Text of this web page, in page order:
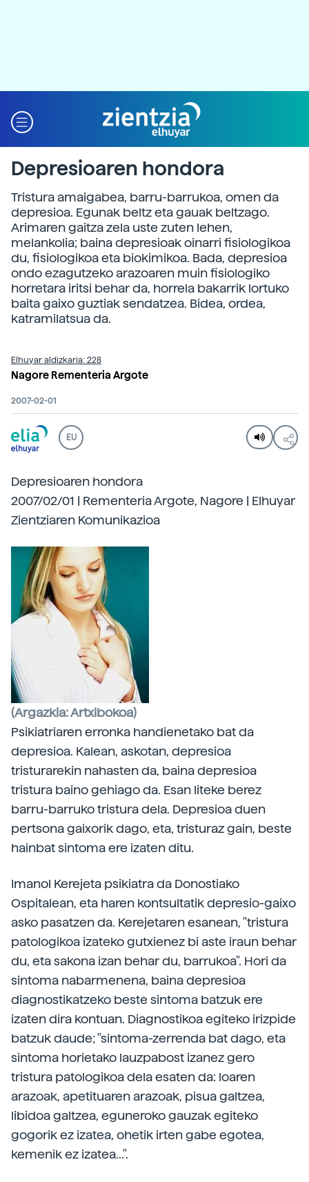
Depresioaren hondora
Tristura amaigabea, barru-barrukoa, omen da
depresioa. Egunak beltz eta gauak beltzago.
Arimaren gaitza zela uste zuten lehen,
melankolia; baina depresioak oinarri fisiologikoa
du, fisiologikoa eta biokimikoa. Bada, depresioa
ondo ezagutzeko arazoaren muin fisiologiko
horretara iritsi behar da, horrela bakarrik lortuko
baita gaixo guztiak sendatzea. Bidea, ordea,
katramilatsua da.
Elhuyar aldizkaria: 228
Nagore Rementeria Argote
2007-02-01
EU
Depresioaren hondora
2007/02/01 | Rementeria Argote, Nagore | Elhuyar
Zientziaren Komunikazioa
(Argazkia: Artxibokoa)
Psikiatriaren erronka handienetako bat da
depresioa. Kalean, askotan, depresioa
tristurarekin nahasten da, baina depresioa
tristura baino gehiago da. Esan liteke berez
barru-barruko tristura dela. Depresioa duen
pertsona gaixorik dago, eta, tristuraz gain, beste
hainbat sintoma ere izaten ditu.
Imanol Kerejeta psikiatra da Donostiako
Ospitalean, eta haren kontsultatik depresio-gaixo
asko pasatzen da. Kerejetaren esanean, "tristura
patologikoa izateko gutxienez bi aste iraun behar
du, eta sakona izan behar du, barrukoa". Hori da
sintoma nabarmenena, baina depresioa
diagnostikatzeko beste sintoma batzuk ere
izaten dira kontuan. Diagnostikoa egiteko irizpide
batzuk daude; "sintoma-zerrenda bat dago, eta
sintoma horietako lauzpabost izanez gero
tristura patologikoa dela esaten da: loaren
arazoak, apetituaren arazoak, pisua galtzea,
libidoa galtzea, eguneroko gauzak egiteko
gogorik ez izatea, ohetik irten gabe egotea,
kemenik ez izatea...".